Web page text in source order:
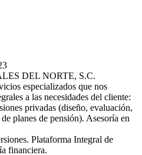
DEL NORTE, S.C.
especializados que nos
a las necesidades del cliente:
privadas (diseño, evaluación,
planes de pensión). Asesoría en
Plataforma Integral de
financiera.